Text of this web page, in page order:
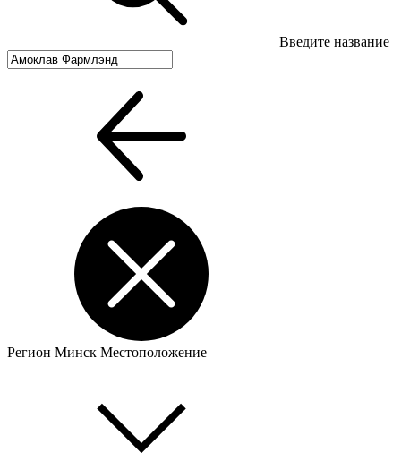
Введите название
Регион Минск Местоположение